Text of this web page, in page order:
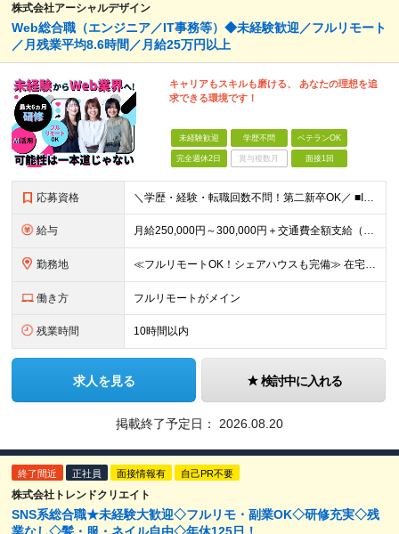
株式会社アーシャルデザイン
Web総合職（エンジニア／IT事務等）◆未経験歓迎／フルリモート
／月残業平均8.6時間／月給25万円以上
キャリアもスキルも磨ける、 あなたの理想を追
求できる環境です！
未経験歓迎 学歴不問 ベテランOK
完全週休2日 賞与複数月 面接1回
応募資格 ＼学歴・経験・転職回数不問！第二新卒OK／ ■IT・Web業界の仕事に興味がある方 ■将来を見据えて手に職をつけたい方 ★20～30代が活躍中！同年代の仲間と一緒に働きたいという方にもピッタリです ★
給与 ⽉給250,000円～300,000円＋交通費全額⽀給（正社員登⽤後︓昇給年4回） ※給与は経験・スキルなどを考慮の上、最終決定いたします ※上記額にはみなし残業代(⽉14時間分、2万4,648円分
勤務地 ≪フルリモートOK！シェアハウスも完備≫ 在宅勤務(通勤不要)、または希望により一都三県・大阪・名古屋・福岡を中心とした全国の各プロジェクト先での勤務となります。 ※直行直帰OK ★勤務エリアはご希望
働き方 フルリモートがメイン
残業時間 10時間以内
求人を見る 検討中に入れる
掲載終了予定日： 2026.08.20
終了間近 正社員 面接情報有 自己PR不要
株式会社トレンドクリエイト
SNS系総合職★未経験大歓迎◇フルリモ・副業OK◇研修充実◇残